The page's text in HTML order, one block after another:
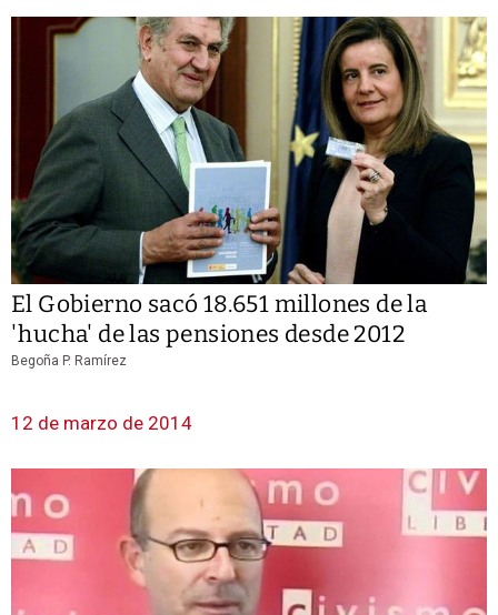
El Gobierno sacó 18.651 millones de la
'hucha' de las pensiones desde 2012
Begoña P. Ramírez
12 de marzo de 2014